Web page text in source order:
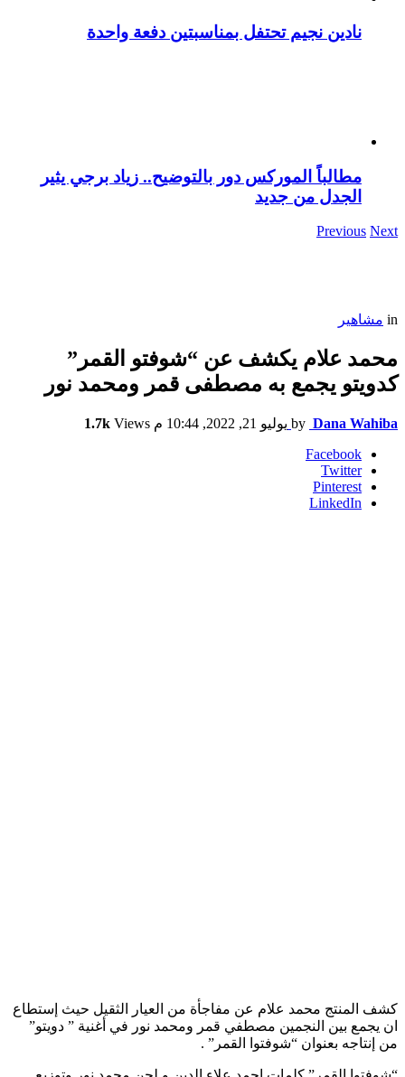
نادين نجيم تحتفل بمناسبتين دفعة واحدة
مطالباً الموركس دور بالتوضيح.. زياد برجي يثير
الجدل من جديد
Previous Next
in مشاهير
محمد علام يكشف عن “شوفتو القمر”
كدويتو يجمع به مصطفى قمر ومحمد نور
by Dana Wahiba يوليو 21, 2022, 10:44 م 1.7k Views
Facebook
Twitter
Pinterest
LinkedIn
كشف المنتج محمد علام عن مفاجأة من العيار الثقيل حيث إستطاع
ان يجمع بين النجمين مصطفي قمر ومحمد نور في أغنية ” دويتو”
من إنتاجه بعنوان “شوفتوا القمر” .